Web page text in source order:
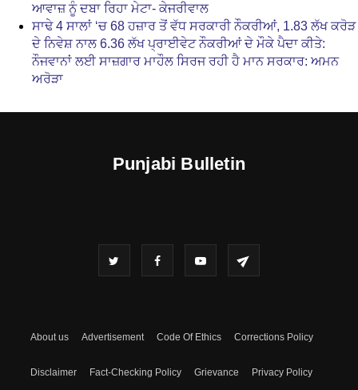
ਆਵਾਜ਼ ਨੂੰ ਦਬਾ ਰਿਹਾ ਮੇਟਾ- ਕੇਜਰੀਵਾਲ
ਸਾਢੇ 4 ਸਾਲਾਂ ‘ਚ 68 ਹਜ਼ਾਰ ਤੋਂ ਵੱਧ ਸਰਕਾਰੀ ਨੌਕਰੀਆਂ, 1.83 ਲੱਖ ਕਰੋੜ
ਦੇ ਨਿਵੇਸ਼ ਨਾਲ 6.36 ਲੱਖ ਪ੍ਰਾਈਵੇਟ ਨੌਕਰੀਆਂ ਦੇ ਮੌਕੇ ਪੈਦਾ ਕੀਤੇ:
ਨੌਜਵਾਨਾਂ ਲਈ ਸਾਜ਼ਗਾਰ ਮਾਹੌਲ ਸਿਰਜ ਰਹੀ ਹੈ ਮਾਨ ਸਰਕਾਰ: ਅਮਨ
ਅਰੋੜਾ
Punjabi Bulletin
About us Advertisement Code Of Ethics Corrections Policy
Disclaimer Fact-Checking Policy Grievance Privacy Policy